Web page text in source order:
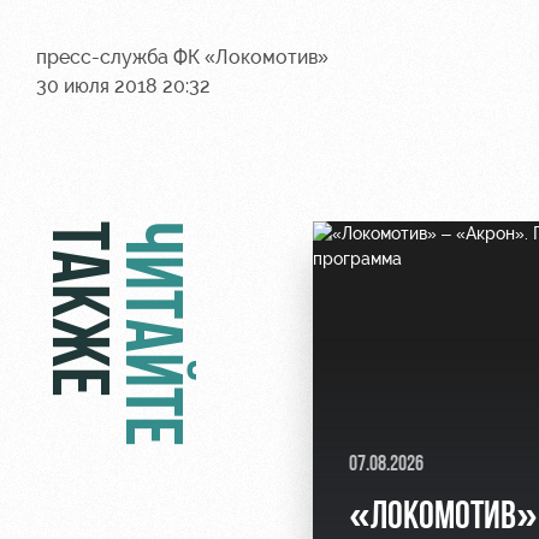
пресс-служба ФК «Локомотив»
30 июля 2018 20:32
ЧИТАЙТЕ
ТАКЖЕ
07.08.2026